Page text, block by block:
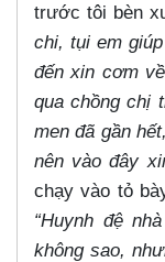
trước tôi bèn
chi, tụi em
đến xin cơm
qua chồng chị
men đã gần
nên vào đây
chạy vào tỏ
“Huynh đệ
không sao,